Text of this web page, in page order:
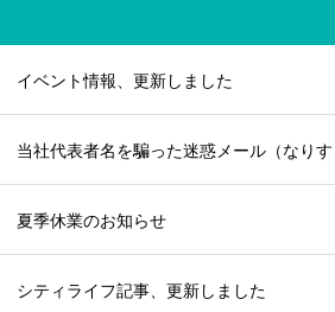
イベント情報、更新しました
当社代表者名を騙った迷惑メール（なり
夏季休業のお知らせ
シティライフ記事、更新しました